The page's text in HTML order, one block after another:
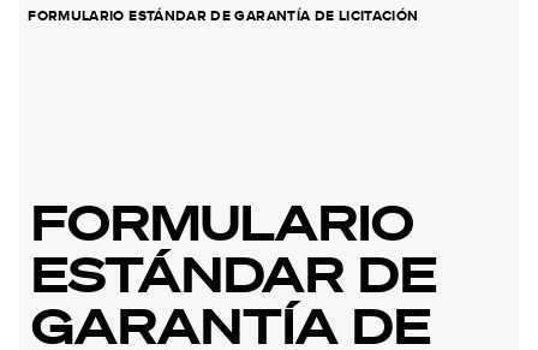
FORMULARIO ESTÁNDAR DE GARANTÍA DE LICITACIÓN
FORMULARIO
ESTÁNDAR DE
GARANTÍA DE